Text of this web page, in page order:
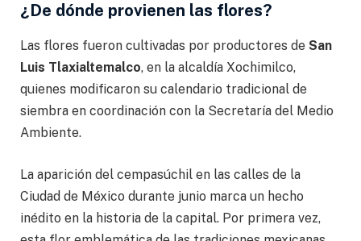
¿De dónde provienen las flores?
Las flores fueron cultivadas por productores de San
Luis Tlaxialtemalco, en la alcaldía Xochimilco,
quienes modificaron su calendario tradicional de
siembra en coordinación con la Secretaría del Medio
Ambiente.
La aparición del cempasúchil en las calles de la
Ciudad de México durante junio marca un hecho
inédito en la historia de la capital. Por primera vez,